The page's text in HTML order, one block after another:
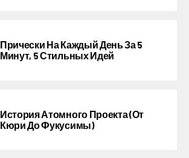
Прически На Каждый День За 5
Минут, 5 Стильных Идей
История Атомного Проекта (от
Кюри До Фукусимы)